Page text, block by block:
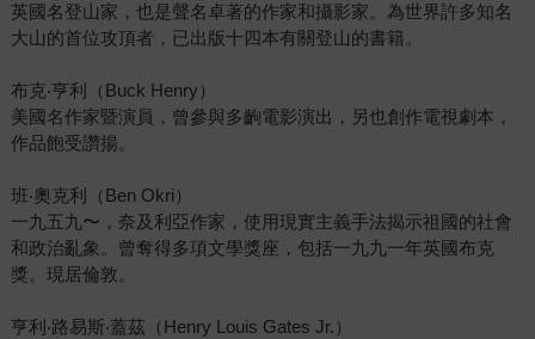
英國名登山家，也是聲名卓著的作家和攝影家。為世界許多知名
大山的首位攻頂者，已出版十四本有關登山的書籍。
布克‧亨利（Buck Henry）
美國名作家暨演員，曾參與多齣電影演出，另也創作電視劇本，
作品飽受讚揚。
班‧奧克利（Ben Okri）
一九五九〜，奈及利亞作家，使用現實主義手法揭示祖國的社會
和政治亂象。曾奪得多項文學獎座，包括一九九一年英國布克
獎。現居倫敦。
亨利‧路易斯‧蓋茲（Henry Louis Gates Jr.）